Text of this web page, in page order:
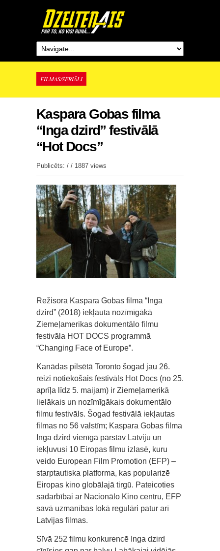
FILMAS/SERIĀLI
Kaspara Gobas filma
“Inga dzird” festivālā
“Hot Docs”
Publicēts: / / 1887 views
Režisora Kaspara Gobas filma “Inga
dzird” (2018) iekļauta nozīmīgākā
Ziemeļamerikas dokumentālo filmu
festivāla HOT DOCS programmā
“Changing Face of Europe”.
Kanādas pilsētā Toronto šogad jau 26.
reizi notiekošais festivāls Hot Docs (no 25.
aprīļa līdz 5. maijam) ir Ziemeļamerikā
lielākais un nozīmīgākais dokumentālo
filmu festivāls. Šogad festivālā iekļautas
filmas no 56 valstīm; Kaspara Gobas filma
Inga dzird vienīgā pārstāv Latviju un
iekļuvusi 10 Eiropas filmu izlasē, kuru
veido European Film Promotion (EFP) –
starptautiska platforma, kas popularizē
Eiropas kino globālajā tirgū. Pateicoties
sadarbībai ar Nacionālo Kino centru, EFP
savā uzmanības lokā regulāri patur arī
Latvijas filmas.
Sīvā 252 filmu konkurencē Inga dzird